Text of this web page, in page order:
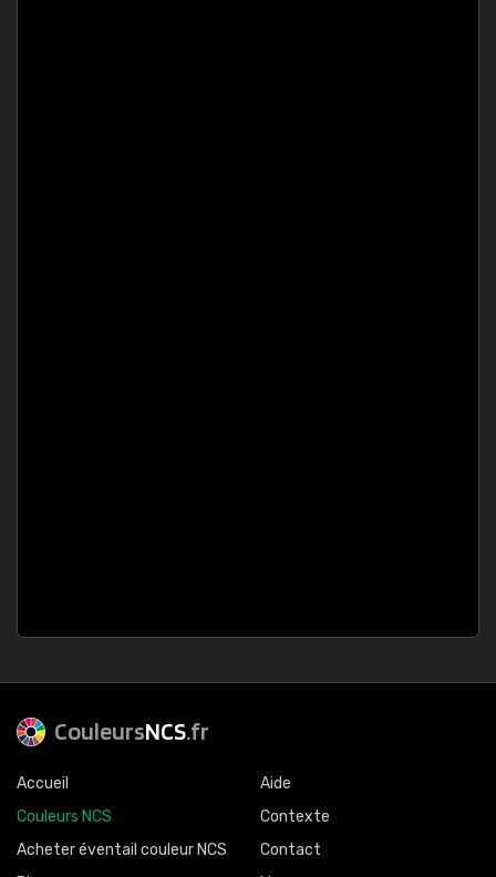
CouleursNCS.fr
Accueil
Couleurs NCS
Acheter éventail couleur NCS
Aide
Contexte
Contact